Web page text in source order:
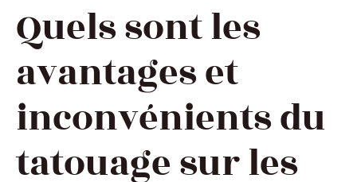
Quels sont les
avantages et
inconvénients du
tatouage sur les